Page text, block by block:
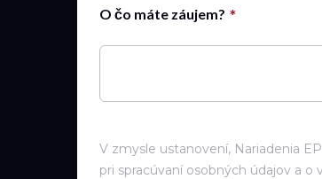
O čo máte záujem?
V zmysle ustanovení, Nariadenia
pri spracúvaní osobných údajov a